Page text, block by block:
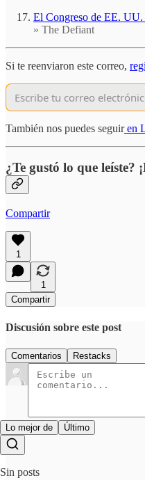
El Congreso de EE.
» The Defiant
Si te reenviaron este correo,
También nos puedes seguiren
¿Te gustó lo que leíste?
Compartir
1
1
Compartir
Discusión sobre este post
Comentarios Restacks
Lo mejor de Último
Sin posts